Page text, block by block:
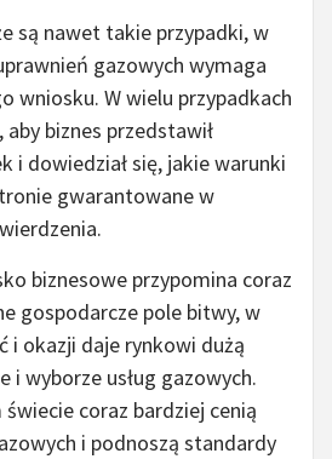
są nawet takie przypadki, w
gazowych wymaga
wniosku. W wielu przypadkach
biznes przedstawił
i dowiedział się, jakie warunki
gwarantowane w
biznesowe przypomina coraz
gospodarcze pole bitwy, w
i okazji daje rynkowi dużą
i wyborze usług gazowych.
świecie coraz bardziej cenią
i podnoszą standardy